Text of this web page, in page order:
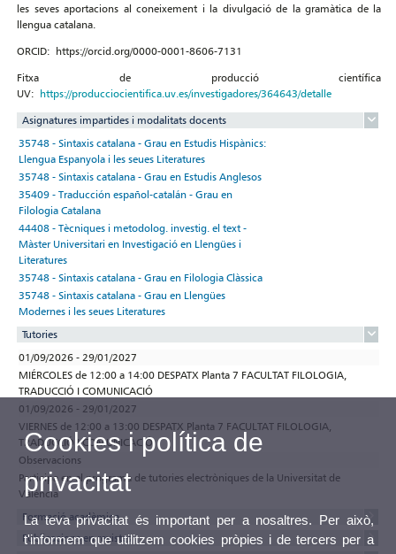
les seves aportacions al coneixement i la divulgació de la gramàtica de la
llengua catalana.
ORCID: https://orcid.org/0000-0001-8606-7131
Fitxa de producció científica
UV: https://producciocientifica.uv.es/investigadores/364643/detalle
Asignatures impartides i modalitats docents
35748 - Sintaxis catalana - Grau en Estudis Hispànics:
Llengua Espanyola i les seues Literatures
35748 - Sintaxis catalana - Grau en Estudis Anglesos
35409 - Traducción español-catalán - Grau en
Filologia Catalana
44408 - Tècniques i metodolog. investig. el text -
Màster Universitari en Investigació en Llengües i
Literatures
35748 - Sintaxis catalana - Grau en Filologia Clàssica
35748 - Sintaxis catalana - Grau en Llengües
Modernes i les seues Literatures
Tutories
01/09/2026 - 29/01/2027
MIÉRCOLES de 12:00 a 14:00 DESPATX Planta 7 FACULTAT FILOLOGIA,
TRADUCCIÓ I COMUNICACIÓ
01/09/2026 - 29/01/2027
VIERNES de 12:00 a 13:00 DESPATX Planta 7 FACULTAT FILOLOGIA,
TRADUCCIÓ I COMUNICACIÓ
Observacions
Participa en el programa de tutories electròniques de la Universitat de
València
Formació acadèmica
Publicacions en revistes
Cookies i política de
privacitat
La teva privacitat és important per a nosaltres. Per això,
t'informem que utilitzem cookies pròpies i de tercers per a